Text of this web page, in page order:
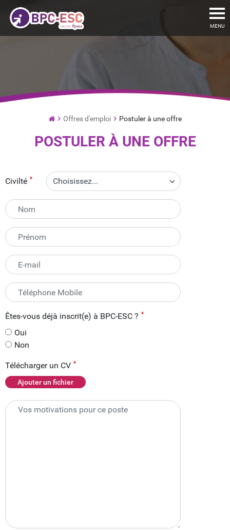
MENU
commerce
et
Institut
de
Offres d'emploi Postuler à une offre
POSTULER À UNE OFFRE
Civilté
Êtes-vous déjà inscrit(e) à BPC-ESC ?
Oui
Non
Télécharger un CV
Ajouter un fichier